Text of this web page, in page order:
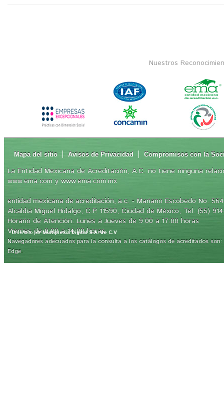
Nuestros
Mapa del sitio Avisos de Privacidad Compromisos con la
La Entidad Mexicana de Acreditación, A.C. no tiene ninguna
www.ema.com y www.ema.com.mx
entidad mexicana de acreditación, a.c. - Mariano Escobedo No.
Alcaldía Miguel Hidalgo, C.P. 11590, Ciudad de México, Tel: (55)
Horario de Atención: Lunes a Jueves de 9:00 a 17:00 horas
Viernes de 9:00 a 14:00 horas
Navegadores adecuados para la consulta a los catálogos de acreditados
Edge.
Diseñado porMultiplexia Digital S.A. de C.V